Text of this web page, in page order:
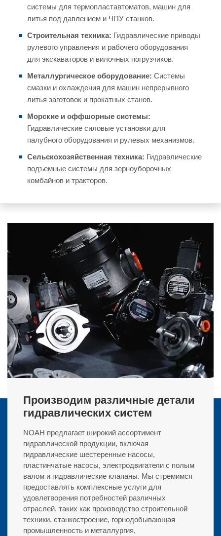
системы для термопластавтоматов, машин для
литья под давлением и ЧПУ станков.
Строительная техника: Гидравлические приводы
рулевого управления и рабочего оборудования
для экскаваторов и вилочных погрузчиков.
Металлургическое оборудование: Системы
смазки и охлаждения для машин непрерывного
литья заготовок и прокатных станов.
Морские и оффшорные системы:
Гидравлические силовые установки для
палубного оборудования и рулевых механизмов.
Сельскохозяйственная техника: Гидравлические
подъемные системы для зерноуборочных
комбайнов и тракторов.
Производим различные детали
гидравлических систем
NOAH предлагает широкий ассортимент
гидравлической продукции, включая
гидравлические шестеренные насосы,
пластинчатые насосы, электродвигатели с полым
валом и гидравлические клапаны. Мы стремимся
предоставлять комплексные услуги для
удовлетворения потребностей различных
отраслей, таких как производство строительной
техники, станкостроение, горнодобывающая
промышленность и металлургия,